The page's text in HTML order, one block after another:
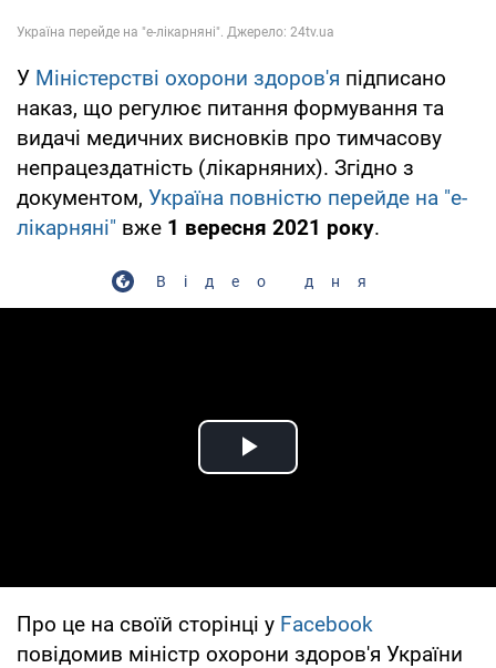
У Міністерстві охорони здоров'я підписано
наказ, що регулює питання формування та
видачі медичних висновків про тимчасову
непрацездатність (лікарняних). Згідно з
документом, Україна повністю перейде на "е-
лікарняні" вже 1 вересня 2021 року.
Відео дня
Play Video
Про це на своїй сторінці у Facebook
повідомив міністр охорони здоров'я України